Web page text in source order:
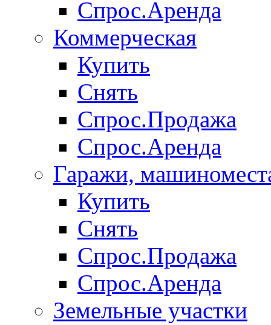
Спрос.Аренда
Коммерческая
Купить
Снять
Спрос.Продажа
Спрос.Аренда
Гаражи,
Купить
Снять
Спрос.Продажа
Спрос.Аренда
Земельные участки